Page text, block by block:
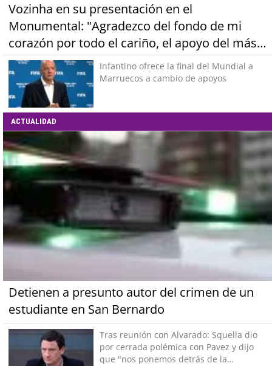
Vozinha en su presentación en el
Monumental: "Agradezco del fondo de mi
corazón por todo el cariño, el apoyo del más
grande de Chile"Infantino ofrece la final del Mundial a
Marruecos a cambio de apoyos
ACTUALIDAD
Detienen a presunto autor del crimen de un
estudiante en San Bernardo
Tras reunión con Alvarado: Squella dio
por cerrada polémica con Pavez y dijo
que "nos ponemos detrás de la